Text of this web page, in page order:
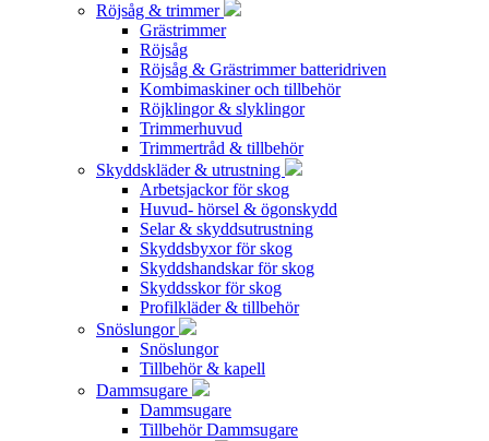
Röjsåg & trimmer
Grästrimmer
Röjsåg
Röjsåg & Grästrimmer batteridriven
Kombimaskiner och tillbehör
Röjklingor & slyklingor
Trimmerhuvud
Trimmertråd & tillbehör
Skyddskläder & utrustning
Arbetsjackor för skog
Huvud- hörsel & ögonskydd
Selar & skyddsutrustning
Skyddsbyxor för skog
Skyddshandskar för skog
Skyddsskor för skog
Profilkläder & tillbehör
Snöslungor
Snöslungor
Tillbehör & kapell
Dammsugare
Dammsugare
Tillbehör Dammsugare